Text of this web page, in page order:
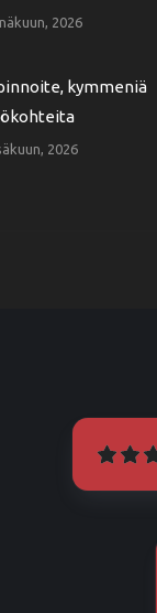
2026
kymmeniä
2026